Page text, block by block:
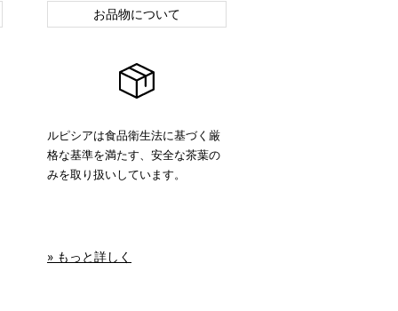
お品物について
ルピシアは食品衛生法に基づく厳
格な基準を満たす、安全な茶葉の
みを取り扱いしています。
» もっと詳しく